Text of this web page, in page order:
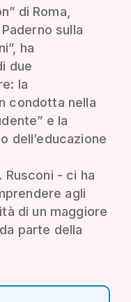
di Roma,
sulla
ha
due
la
condotta nella
e la
dell’educazione
Rusconi - ci ha
agli
di un maggiore
parte della